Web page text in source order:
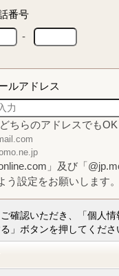
番号
-
ルアドレス
ちらのアドレスでもOK
」及び「
う設定をお願いします。
確認いただき、「個人情
」ボタンを押してくださ